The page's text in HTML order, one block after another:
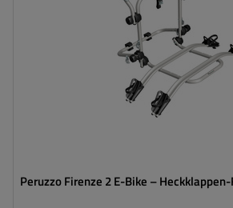
Peruzzo Firenze 2 E-Bike –